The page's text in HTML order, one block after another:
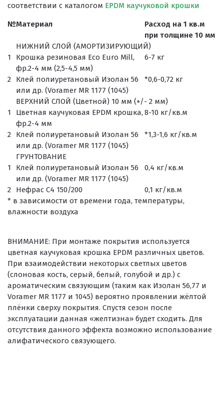
соответствии с каталогом EPDM каучуковой крошки
№Материал
Расход на 1 кв.м
при толщине 10 мм
НИЖНИЙ СЛОЙ (АМОРТИЗИРУЮЩИЙ)
1
Крошка резиновая Eco Euro Mill,
фр.2-4 мм (2,5-4,5 мм)
6-7 кг
2
Клей полиуретановый Изолан 56
или др. (Voramer MR 1177 (1045)
*0,6-0,72 кг
ВЕРХНИЙ СЛОЙ (Цветной) 10 мм (+/- 2 мм)
1
Цветная каучуковая EPDM крошка,
фр.2-4 мм
8-10 кг/кв.м
2
Клей полиуретановый Изолан 56
или др. (Voramer MR 1177 (1045)
*1,3-1,6 кг/кв.м
ГРУНТОВАНИЕ
1
Клей полиуретановый Изолан 56
или др. (Voramer MR 1177 (1045)
0,4 кг/кв.м
2 Нефрас С4 150/200
0,1 кг/кв.м
* в зависимости от времени года, температуры,
влажности воздуха
ВНИМАНИЕ: При монтаже покрытия используется
цветная каучуковая крошка EPDM различных цветов.
При взаимодействии некоторых светлых цветов
(слоновая кость, серый, белый, голубой и др.) с
ароматическим связующим (таким как Изолан 56,77 и
Voramer MR 1177 и 1045) вероятно проявлении жёлтой
плёнки сверху покрытия. Спустя сезон после
эксплуатации данная «желтизна» будет сходить. Для
отсутствия данного эффекта возможно использование
алифатического связующего.